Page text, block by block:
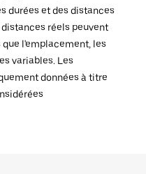
durées et des distances
réels peuvent
l'emplacement, les
variables. Les
données à titre